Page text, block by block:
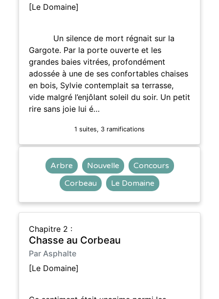
[Le Domaine]
Un silence de mort régnait sur la
Gargote. Par la porte ouverte et les
grandes baies vitrées, profondément
adossée à une de ses confortables chaises
en bois, Sylvie contemplait sa terrasse,
vide malgré l’enjôlant soleil du soir. Un petit
rire sans joie lui é…
1 suites, 3 ramifications
Arbre Nouvelle
Concours
Corbeau
Le Domaine
Chapitre 2 :
Chasse au Corbeau
Par Asphalte
[Le Domaine]